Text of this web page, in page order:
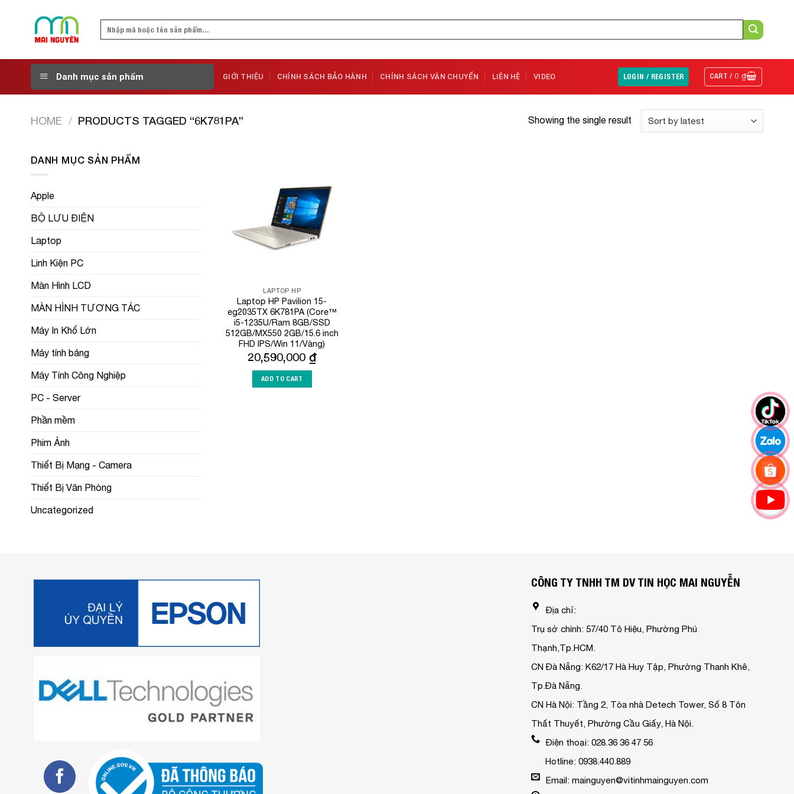
Search
Danh mục sản phẩm GIỚI THIỆU CHÍNH SÁCH BẢO HÀNH CHÍNH SÁCH VẬN CHUYỂN LIÊN HỆ VIDEO LOGIN / REGISTER CART /0₫
HOME / PRODUCTS TAGGED “6K781PA” Showing the single result
DANH MỤC SẢN PHẨM
Apple
BỘ LƯU ĐIỆN
Laptop
Linh Kiện PC
Màn Hình LCD
MÀN HÌNH TƯƠNG TÁC
Máy In Khổ Lớn
Máy tính bảng
Máy Tính Công Nghiệp
PC - Server
Phần mềm
Phim Ảnh
Thiết Bị Mạng - Camera
Thiết Bị Văn Phòng
Uncategorized
Add to
Wishlist
LAPTOP HP
Laptop HP Pavilion 15-
eg2035TX 6K781PA (Core™
i5-1235U/Ram 8GB/SSD
512GB/MX550 2GB/15.6 inch
FHD IPS/Win 11/Vàng)
20,590,000 ₫
ADD TO CART
CÔNG TY TNHH TM DV TIN HỌC MAI NGUYỄN
Địa chỉ:
Trụ sở chính: 57/40 Tô Hiệu, Phường Phú
Thạnh,Tp.HCM.
CN Đà Nẵng: K62/17 Hà Huy Tập, Phường Thanh Khê,
Tp.Đà Nẵng.
CN Hà Nội: Tầng 2, Tòa nhà Detech Tower, Số 8 Tôn
Thất Thuyết, Phường Cầu Giấy, Hà Nội.
Điện thoại: 028.36 36 47 56
Hotline: 0938.440.889
Email: mainguyen@vitinhmainguyen.com